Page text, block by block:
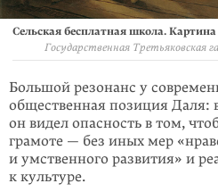
Сельская бесплатная школа.
Государственная Третьяковская
Большой резонанс у
общественная позиция Даля:
он видел опасность в том,
грамоте — без иных мер
и умственного развития» и
к культуре.